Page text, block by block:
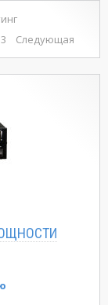
3 Следующая